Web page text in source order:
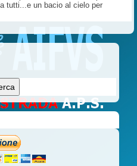
tutti...e un bacio al cielo per